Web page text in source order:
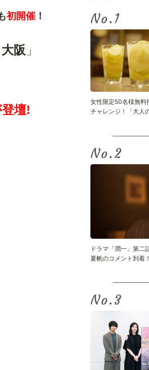
初開催！
大阪 」
壇!
No.
女性限定50名様無料
チャレンジ！「大人
No.
ドラマ「潤一」第二
夏帆のコメント到着！
No.